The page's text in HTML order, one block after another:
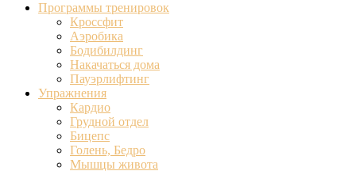
Программы тренировок
Кроссфит
Аэробика
Бодибилдинг
Накачаться дома
Пауэрлифтинг
Упражнения
Кардио
Грудной отдел
Бицепс
Голень, Бедро
Мышцы живота